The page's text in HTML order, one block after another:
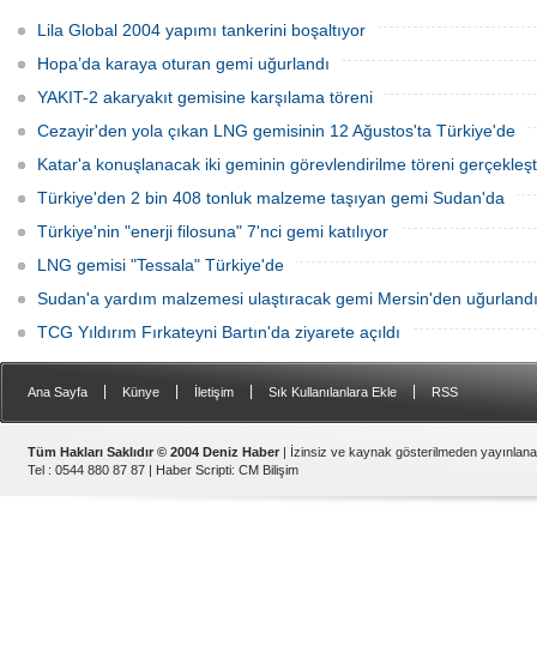
batmasıyla ilgili başlatılan soruşturma,
takipsizlikle sonuçlandı.
düzenlenen törenle suya indirildi.
Lila Global 2004 yapımı tankerini boşaltıyor
Hopa’da karaya oturan gemi uğurlandı
YAKIT-2 akaryakıt gemisine karşılama töreni
Cezayir'den yola çıkan LNG gemisinin 12 Ağustos'ta Türkiye'de
Katar'a konuşlanacak iki geminin görevlendirilme töreni
Türkiye'den 2 bin 408 tonluk malzeme taşıyan gemi Sudan'da
Türkiye'nin "enerji filosuna" 7'nci gemi katılıyor
LNG gemisi "Tessala" Türkiye'de
Sudan'a yardım malzemesi ulaştıracak gemi Mersin'den uğurlandı
TCG Yıldırım Fırkateyni Bartın'da ziyarete açıldı
Ana Sayfa Künye İletişim Sık Kullanılanlara Ekle RSS
Tüm Hakları Saklıdır © 2004 Deniz Haber | İzinsiz ve kaynak gösterilmeden
Tel : 0544 880 87 87 | Haber Scripti: CM Bilişim